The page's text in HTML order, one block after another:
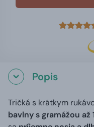
Popis
Tričká s krátkym
bavlny s gramážou až